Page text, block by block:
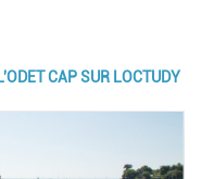
CAP SUR LOCTUDY